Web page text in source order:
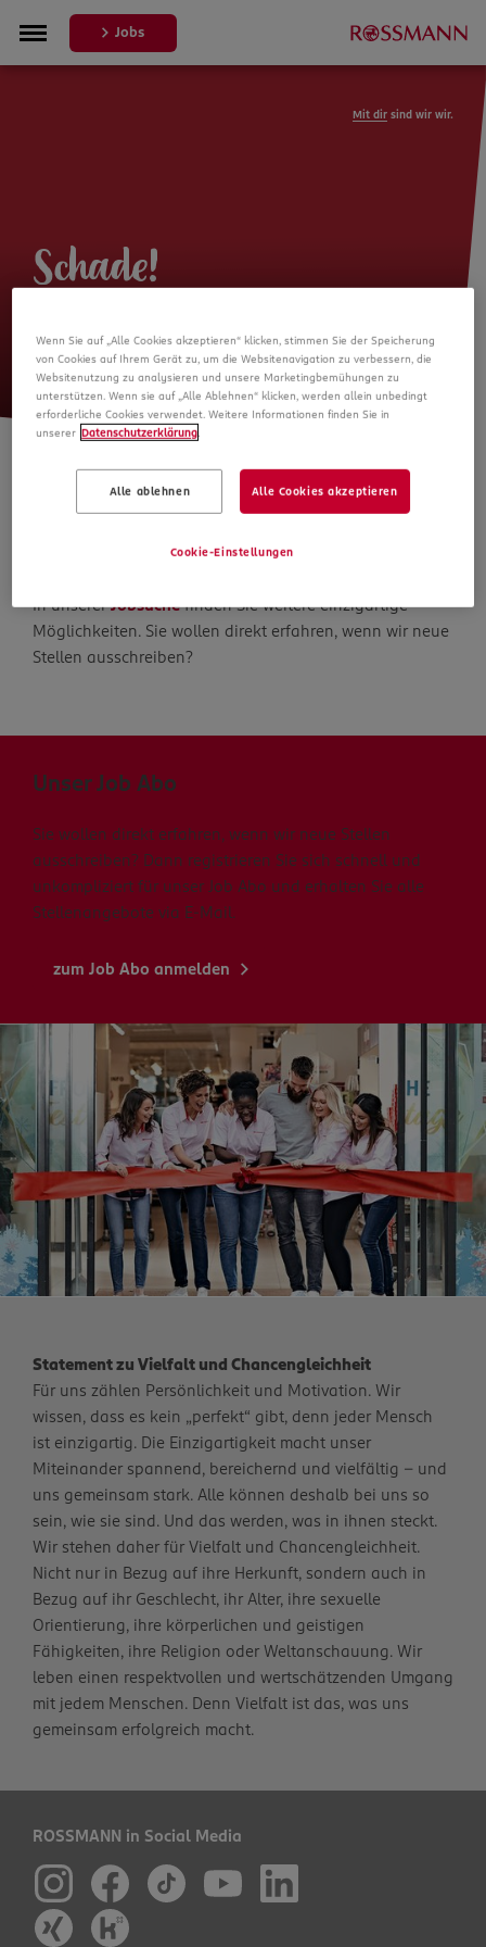
Jobs
Mit dir sind wir wir.
Schade!
mehr verfügbar
Die Suche geht weiter
In unsererJobsuchefinden Sie weitere einzigartige
Möglichkeiten. Sie wollen direkt erfahren, wenn wir neue
Stellen ausschreiben?
Unser Job Abo
Sie wollen direkt erfahren, wenn wir neue Stellen
ausschreiben? Dann registrieren Sie sich schnell und
unkompliziert für unser Job Abo und erhalten Sie alle
Stellenangebote via E-Mail.
zum Job Abo anmelden
Statement zu Vielfalt und Chancengleichheit
Für uns zählen Persönlichkeit und Motivation. Wir
wissen, dass es kein „perfekt“ gibt, denn jeder Mensch
ist einzigartig. Die Einzigartigkeit macht unser
Miteinander spannend, bereichernd und vielfältig – und
uns gemeinsam stark. Alle können deshalb bei uns so
sein, wie sie sind. Und das werden, was in ihnen steckt.
Wir stehen daher für Vielfalt und Chancengleichheit.
Nicht nur in Bezug auf ihre Herkunft, sondern auch in
Bezug auf ihr Geschlecht, ihr Alter, ihre sexuelle
Orientierung, ihre körperlichen und geistigen
Fähigkeiten, ihre Religion oder Weltanschauung. Wir
leben einen respektvollen und wertschätzenden Umgang
mit jedem Menschen. Denn Vielfalt ist das, was uns
gemeinsam erfolgreich macht.
ROSSMANN in Social Media
Wenn Sie auf „Alle Cookies akzeptieren“ klicken, stimmen Sie der Speicherung
von Cookies auf Ihrem Gerät zu, um die Websitenavigation zu verbessern, die
Websitenutzung zu analysieren und unsere Marketingbemühungen zu
unterstützen. Wenn sie auf „Alle Ablehnen“ klicken, werden allein unbedingt
erforderliche Cookies verwendet. Weitere Informationen finden Sie in
unserer Datenschutzerklärung
Alle ablehnen Alle Cookies akzeptieren
Cookie-Einstellungen